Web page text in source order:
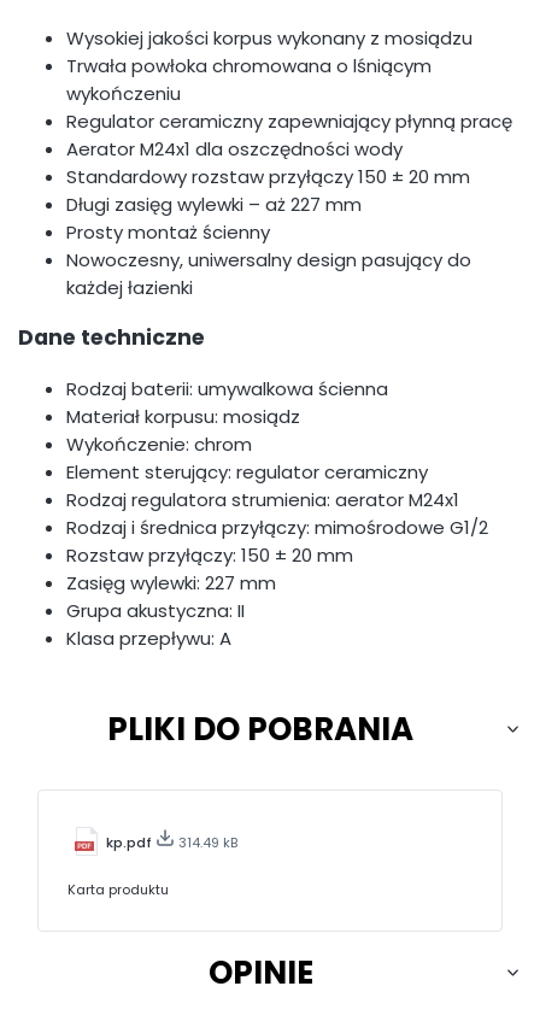
Wysokiej jakości korpus wykonany z mosiądzu
Trwała powłoka chromowana o lśniącym
wykończeniu
Regulator ceramiczny zapewniający płynną pracę
Aerator M24x1 dla oszczędności wody
Standardowy rozstaw przyłączy 150 ± 20 mm
Długi zasięg wylewki – aż 227 mm
Prosty montaż ścienny
Nowoczesny, uniwersalny design pasujący do
każdej łazienki
Dane techniczne
Rodzaj baterii: umywalkowa ścienna
Materiał korpusu: mosiądz
Wykończenie: chrom
Element sterujący: regulator ceramiczny
Rodzaj regulatora strumienia: aerator M24x1
Rodzaj i średnica przyłączy: mimośrodowe G1/2
Rozstaw przyłączy: 150 ± 20 mm
Zasięg wylewki: 227 mm
Grupa akustyczna: II
Klasa przepływu: A
PLIKI DO POBRANIA
kp.pdf 314.49 kB
Karta produktu
OPINIE